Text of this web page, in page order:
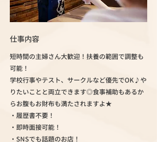
仕事内容
短時間の主婦さん大歓迎！扶養の範囲で調整も
可能！
学校行事やテスト、サークルなど優先でOK♪や
りたいことと両立できます◎食事補助もあるか
らお腹もお財布も満たされますよ★
・履歴書不要！
・即時面接可能！
・SNSでも話題のお店！